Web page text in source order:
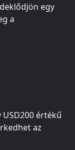
egy
a
USD200 értékű
az